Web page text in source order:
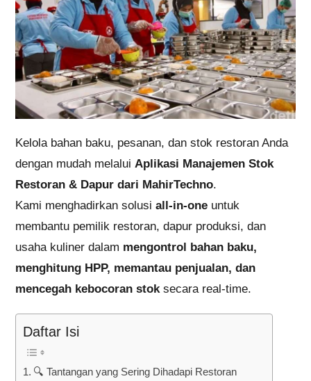
Kelola bahan baku, pesanan, dan stok restoran Anda
dengan mudah melalui Aplikasi Manajemen Stok
Restoran & Dapur dari MahirTechno.
Kami menghadirkan solusiall-in-one untuk
membantu pemilik restoran, dapur produksi, dan
usaha kuliner dalam mengontrol bahan baku,
menghitung HPP, memantau penjualan, dan
mencegah kebocoran stok secara real-time.
Daftar Isi
🔍 Tantangan yang Sering Dihadapi Restoran